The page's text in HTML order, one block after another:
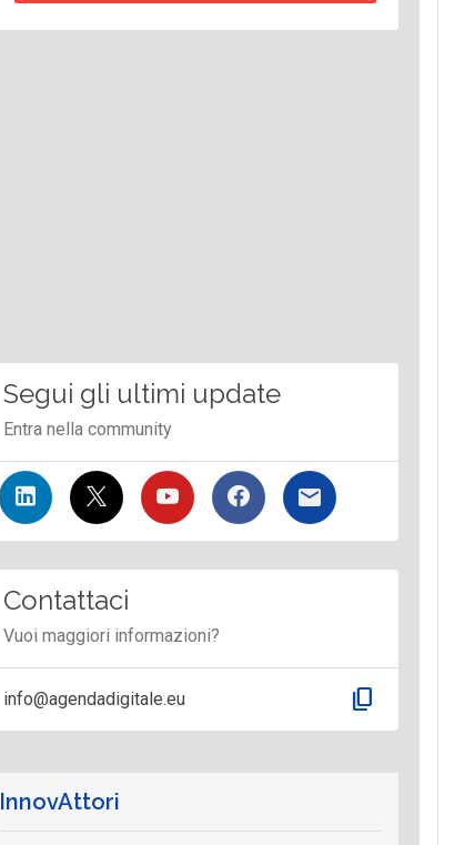
Segui gli ultimi update
Entra nella community
Contattaci
Vuoi maggiori informazioni?
info@agendadigitale.eu content_copy
InnovAttori